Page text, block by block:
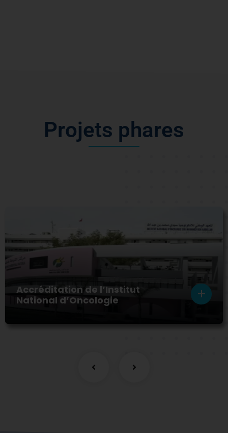
Projets p hares
Accréditation de l’Institut
National d’Oncologie